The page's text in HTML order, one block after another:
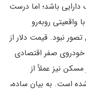
باشد؛ اما درست
واقعیتی روبه‌رو
نبود. قیمت دلار از
یک خودروی صفر اقتصادی
مسکن نیز عملاً از
است. به بیان ساده،